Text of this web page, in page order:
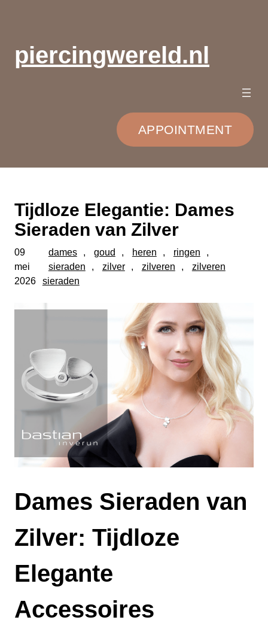
inhoudpiercingwereld.nl
APPOINTMENT
Tijdloze Elegantie: Dames
Sieraden van Zilver
09
mei
2026
dames , goud , heren , ringen
sieraden
, zilver , zilveren ,
zilveren
sieraden
Dames Sieraden van
Zilver: Tijdloze
Elegante
Accessoires